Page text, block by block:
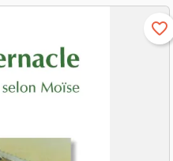
favorite_border